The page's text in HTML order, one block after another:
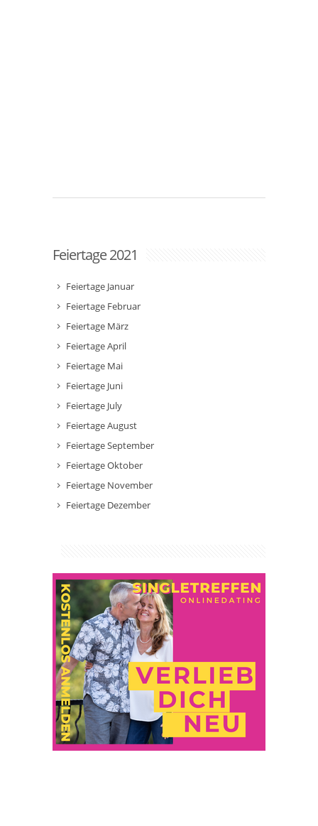
Feiertage 2021
Feiertage Januar
Feiertage Februar
Feiertage März
Feiertage April
Feiertage Mai
Feiertage Juni
Feiertage July
Feiertage August
Feiertage September
Feiertage Oktober
Feiertage November
Feiertage Dezember